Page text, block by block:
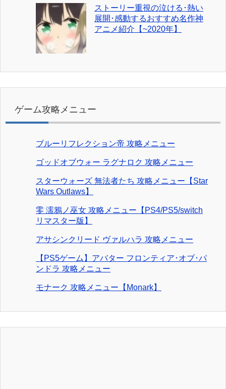
ストーリー重視の泣ける･熱い
展開･感動するおすすめ名作神
アニメ紹介【~2020年】
ゲーム攻略メニュー
ブルーリフレクション帝 攻略メニュー
ゴッドオブウォー ラグナロク 攻略メニュー
スターウォーズ 無法者たち 攻略メニュー【Star
Wars Outlaws】
零 濡鴉ノ巫女 攻略メニュー【PS4/PS5/switch
リマスター版】
アサシンクリード ヴァルハラ 攻略メニュー
【PS5ゲーム】アバター フロンティア･オブ･パ
ンドラ 攻略メニュー
モナーク 攻略メニュー【Monark】